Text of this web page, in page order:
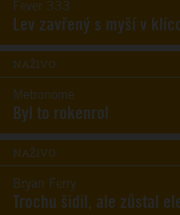
Fever 333
Lev zavřený s myší v
NAŽIVO
Metronome
Byl to rokenrol
NAŽIVO
Bryan Ferry
Trochu šidil, ale zůstal